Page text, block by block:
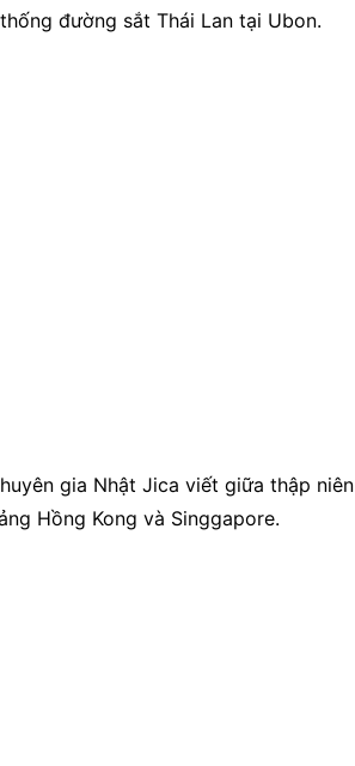
đường sắt Thái Lan tại Ubon.
gia Nhật Jica viết giữa thập niên
Hồng Kong và Singgapore.